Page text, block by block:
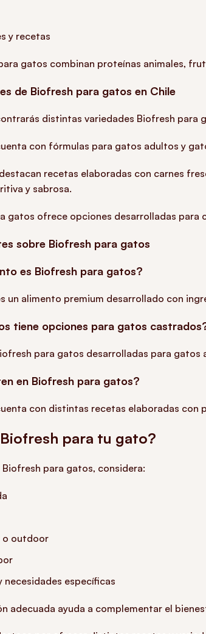
y recetas
gatos combinan proteínas animales,
de Biofresh para gatos en Chile
distintas variedades Biofresh para
con fórmulas para gatos adultos y
recetas elaboradas con carnes
y sabrosa.
gatos ofrece opciones desarrolladas
sobre Biofresh para gatos
es Biofresh para gatos?
un alimento premium desarrollado con
tiene opciones para gatos
para gatos desarrolladas para
en Biofresh para gatos?
con distintas recetas elaboradas con
para tu gato?
para gatos, considera:
o outdoor
necesidades específicas
adecuada ayuda a complementar el